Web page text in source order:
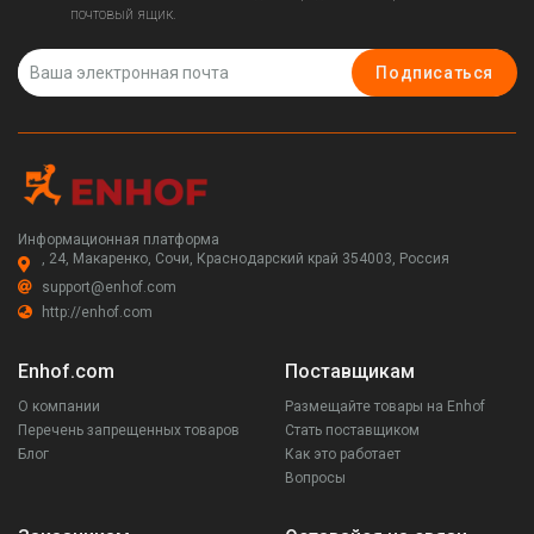
почтовый ящик.
Подписаться
Информационная платформа
, 24, Макаренко, Сочи, Краснодарский край 354003, Россия
support@enhof.com
http://enhof.com
Enhof.com
О компании
Перечень запрещенных товаров
Блог
Поставщикам
Размещайте товары на Enhof
Стать поставщиком
Как это работает
Вопросы